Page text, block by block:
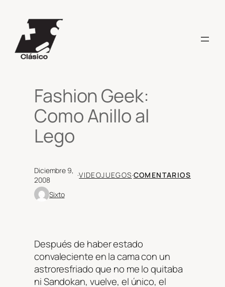
contenido
Fashion Geek:
Como Anillo al
Lego
Diciembre 9,
2008
·VIDEOJUEGOS·COMENTARIOS
Sixto
Después de haber estado
convaleciente en la cama con un
astroresfriado que no me lo quitaba
ni Sandokan, vuelve, el único, el